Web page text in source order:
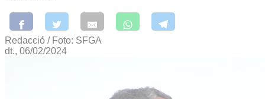
Redacció / Foto: SFGA
dt., 06/02/2024